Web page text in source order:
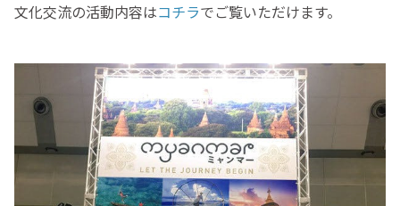
文化交流の活動内容はコチラでご覧いただけます。